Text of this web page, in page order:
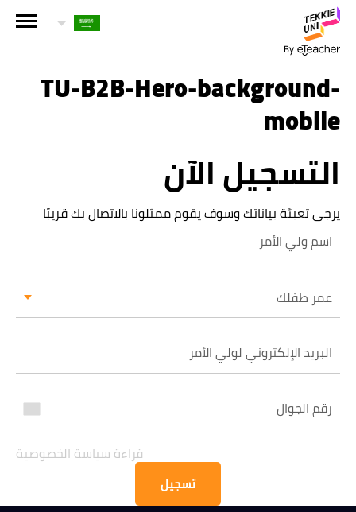
TU-B2B-Hero-background-
mobile
التسجيل الآن
يرجى تعبئة بياناتك وسوف يقوم ممثلونا بالاتصال بك قريبًا
عمر طفلك
قراءة سياسة الخصوصية
تسجيل
هل أنت مهتم بإحدى دوراتنا؟
اترك تفاصيلك وسنقوم بالتواصل معك قريباً!
الاسم الكامل لولي الأمر
عمر طفلك
البريد الإلكتروني لولي الأمر
رقم الهاتف الجوال
قراءة سياسة الخصوصية
الحصول على المعلومات